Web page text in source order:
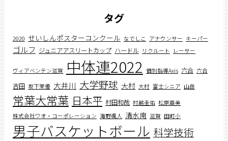
タグ
2020 せいしんポスターコンクール なでしこ アナウンサー キーパー
ゴルフ ジュニアアスリートカップ ハードル リクルート レーサー
ヴィアベンテン滋賀 中体連2022 個別指導Axis 六合 六合
吉田 坂下茉優 大井川 大学野球 大村 大村 富士シニア 山岳
常葉大常葉 日本平 村田和哉 村越圭佑 松原亜美
株式会社ワオ・コーポレーション 海野颯人 清水南 滋賀 田町小
男子バスケットボール 科学技術